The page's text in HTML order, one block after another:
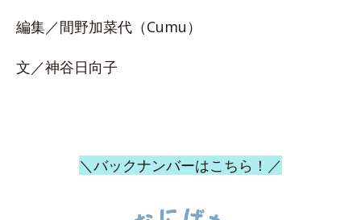
編集／間野加菜代（Cumu）
文／神谷日向子
＼バックナンバーはこちら！／